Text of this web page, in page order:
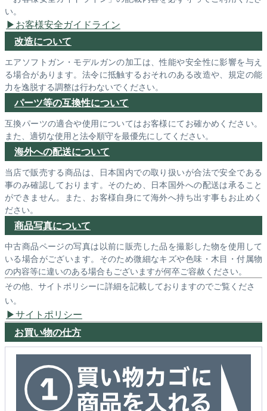
い。
お客様安全ガイドライン
改造について
エアソフトガン・モデルガンの加工は、性能や安全性に影響を与え
る場合があります。法令に抵触するおそれのある改造や、規定の能
力を逸脱する調整は行わないでください。
パーツ等の互換性について
互換パーツの適合や使用についてはお客様にてお確かめください。
また、適切な使用と法令順守を最優先にしてください。
海外への配送について
当店で販売する商品は、日本国内での取り扱いが合法で安全である
事のみ確認しております。そのため、日本国外への配送は承ること
ができません。また、お客様自身にて海外へ持ち出す事もお止めく
ださい。
商品写真について
中古商品ページの写真は以前に販売した品を撮影した物を使用して
いる場合がございます。そのため微細なキズや色味・木目・付属物
の内容等に違いのある場合もございますが何卒ご容赦ください。
その他、サイトポリシーに詳細を記載しておりますのでご覧くださ
い。
サイトポリシー
お買い物の仕方